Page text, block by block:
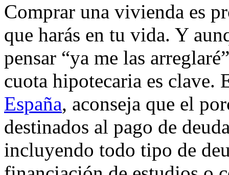
Comprar una vivienda es
que harás en tu vida. Y
pensar “ya me las
cuota hipotecaria es clave.
España, aconseja que el
destinados al pago de
incluyendo todo tipo de